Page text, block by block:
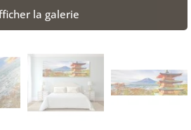
la galerie